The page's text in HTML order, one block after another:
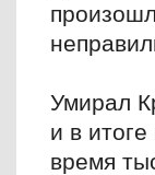
Умирал
и в
время